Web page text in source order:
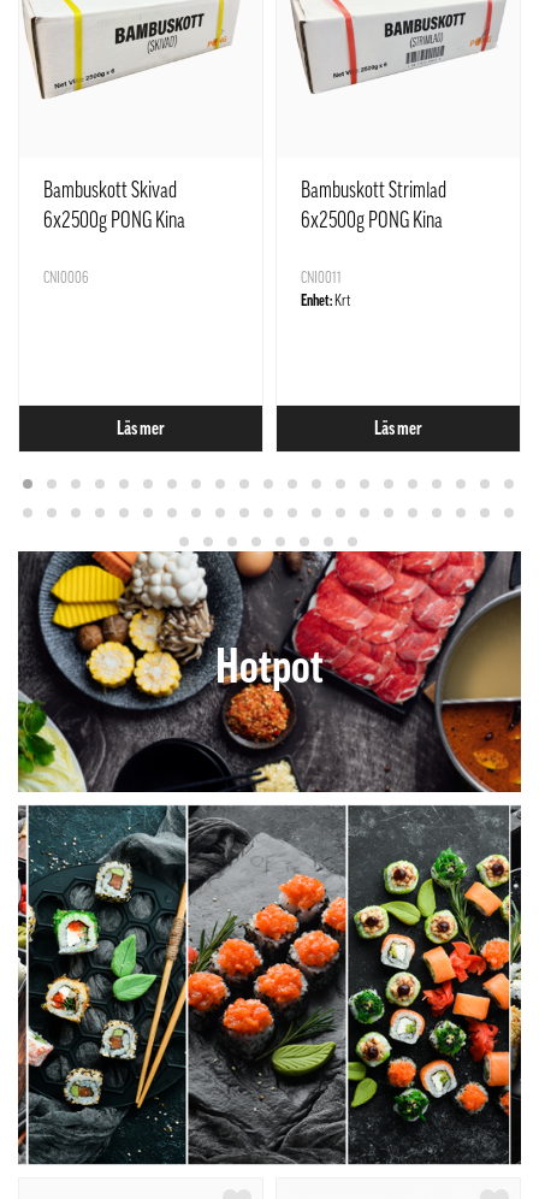
Bambuskott Skivad
6x2500g PONG Kina
CNI0006
Läs mer
Bambuskott Strimlad
6x2500g PONG Kina
CNI0011
Enhet: Krt
Läs mer
Hotpot